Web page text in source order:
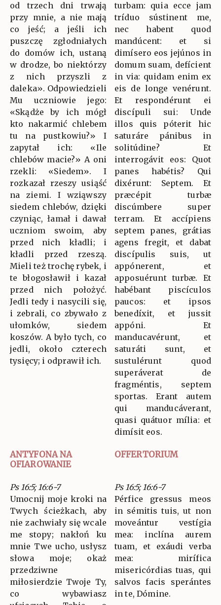
od trzech dni trwają
przy mnie, a nie mają
co jeść; a jeśli ich
puszczę zgłodniałych
do domów ich, ustaną
w drodze, bo niektórzy
z nich przyszli z
daleka». Odpowiedzieli
Mu uczniowie jego:
«Skądże by ich mógł
kto nakarmić chlebem
tu na pustkowiu?» I
zapytał ich: «Ile
chlebów macie?» A oni
rzekli: «Siedem». I
rozkazał rzeszy usiąść
na ziemi. I wziąwszy
siedem chlebów, dzięki
czyniąc, łamał i dawał
uczniom swoim, aby
przed nich kładli; i
kładli przed rzeszą.
Mieli też trochę rybek, i
te błogosławił i kazał
przed nich położyć.
Jedli tedy i nasycili się,
i zebrali, co zbywało z
ułomków, siedem
koszów. A było tych, co
jedli, około czterech
tysięcy; i odprawił ich.
turbam: quia ecce jam
tríduo sústinent me,
nec habent quod
mandúcent: et si
dimísero eos jejúnos in
domum suam, defícient
in via: quidam enim ex
eis de longe venérunt.
Et respondérunt ei
discípuli sui: Unde
illos quis póterit hic
saturáre pánibus in
solitúdine? Et
interrogávit eos: Quot
panes habétis? Qui
dixérunt: Septem. Et
præcépit turbæ
discúmbere super
terram. Et accípiens
septem panes, grátias
agens fregit, et dabat
discípulis suis, ut
appónerent, et
apposuérunt turbæ. Et
habébant piscículos
paucos: et ipsos
benedíxit, et jussit
appóni. Et
manducavérunt, et
saturáti sunt, et
sustulérunt quod
superáverat de
fragméntis, septem
sportas. Erant autem
qui manducáverant,
quasi quátuor mília: et
dimísit eos.
ANTYFONA NA
OFIAROWANIE
OFFERTORIUM
Ps 16:5; 16:6-7
Umocnij moje kroki na
Twych ścieżkach, aby
nie zachwiały się wcale
me stopy; nakłoń ku
mnie Twe ucho, usłysz
słowa moje; okaż
przedziwne
miłosierdzie Twoje Ty,
co wybawiasz
Ps 16:5; 16:6-7
Pérfice gressus meos
in sémitis tuis, ut non
moveántur vestígia
mea: inclína aurem
tuam, et exáudi verba
mea: mirífica
misericórdias tuas, qui
salvos facis sperántes
in te, Dómine.